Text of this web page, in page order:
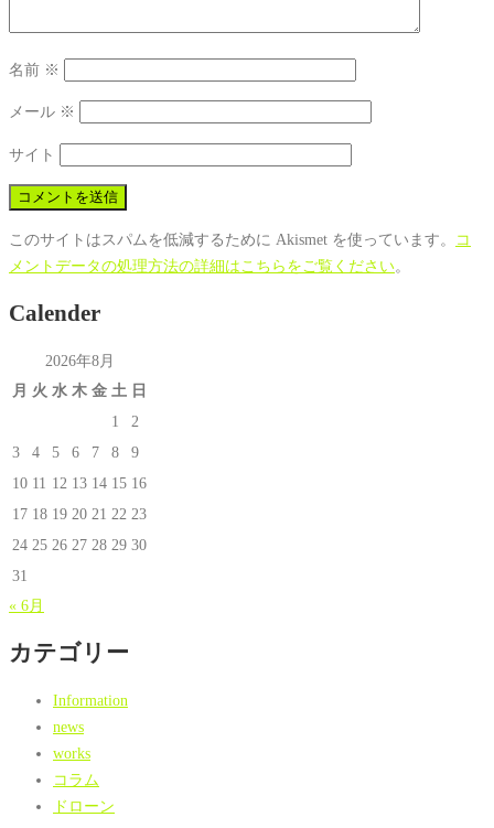
名前 ※
メール ※
サイト
このサイトはスパムを低減するために Akismet を使っています。
コ
メントデータの処理方法の詳細はこちらをご覧ください。
Calender
2026年8月
月 火 水 木 金 土 日
1
2
3
4 5 6 7 8
9
10 11 12 13 14 15 16
17 18 19 20 21 22 23
24 25 26 27 28 29 30
31
« 6月
カテゴリー
Information
news
works
コラム
ドローン